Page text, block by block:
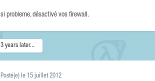
si probleme, désactivé vos firewall.
3 years later...
Posté(e) le 15 juillet 2012